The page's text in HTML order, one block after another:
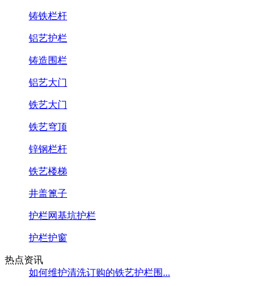
铸铁栏杆
铝艺护栏
铸造围栏
铝艺大门
铁艺大门
铁艺穹顶
锌钢栏杆
铁艺楼梯
井盖篦子
护栏网基坑护栏
护栏护窗
热点资讯
如何维护清洗订购的铁艺护栏围...